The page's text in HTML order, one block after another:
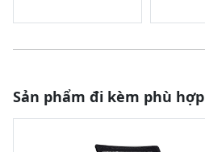
Sản phẩm đi kèm phù hợp